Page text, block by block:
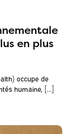
en plus
occupe de
humaine, […]